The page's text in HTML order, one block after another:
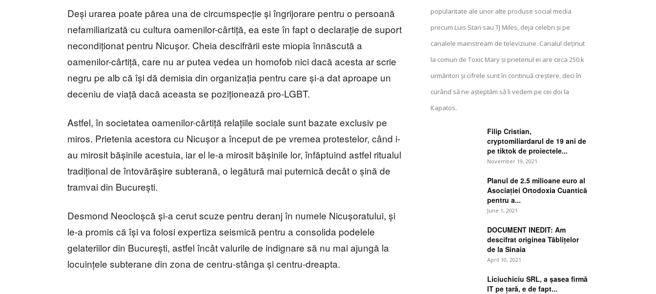
Deși urarea poate părea una de circumspecție și îngrijorare pentru o persoană
nefamiliarizată cu cultura oamenilor-cârtiță, ea este în fapt o declarație de suport
necondiționat pentru Nicușor. Cheia descifrării este miopia înnăscută a
oamenilor-cârtiță, care nu ar putea vedea un homofob nici dacă acesta ar scrie
negru pe alb că își dă demisia din organizația pentru care și-a dat aproape un
deceniu de viață dacă aceasta se poziționează pro-LGBT.
Astfel, în societatea oamenilor-cârtiță relațiile sociale sunt bazate exclusiv pe
miros. Prietenia acestora cu Nicușor a început de pe vremea protestelor, când i-
au mirosit bășinile acestuia, iar el le-a mirosit bășinile lor, înfăptuind astfel ritualul
tradițional de întovărășire subterană, o legătură mai puternică decât o șină de
tramvai din București.
Desmond Neocloșcă și-a cerut scuze pentru deranj în numele Nicușoratului, și
le-a promis că își va folosi expertiza seismică pentru a consolida podelele
gelateriilor din București, astfel încât valurile de indignare să nu mai ajungă la
locuințele subterane din zona de centru-stânga și centru-dreapta.
popularitate ale unor alte produse social media
precum Luis Stan sau TJ Miles, deja celebri și pe
canalele mainstream de televiziune. Canalul deținut
la comun de Toxic Mary și prietenul ei are circa 250.k
urmăritori și cifrele sunt în continuă creștere, deci în
curând să ne așteptăm să îi vedem pe cei doi la
Kapatos.
Filip Cristian,
cryptomiliardarul de 19 ani de
pe tiktok de proiectele...
November 19, 2021
Planul de 2.5 milioane euro al
Asociației Ortodoxia Cuantică
pentru a...
June 1, 2021
DOCUMENT INEDIT: Am
descifrat originea Tăblițelor
de la Sinaia
April 10, 2021
Liciuchiciu SRL, a șasea firmă
IT pe țară, e de fapt...